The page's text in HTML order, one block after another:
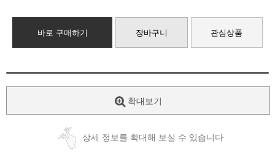
바로 구매하기 장바구니 관심상품
확대보기
상세 정보를 확대해 보실 수 있습니다